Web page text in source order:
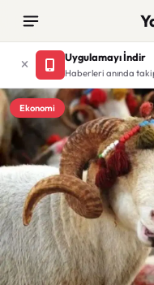
Uygulamayı İndir
Haberleri anında
Ekonomi